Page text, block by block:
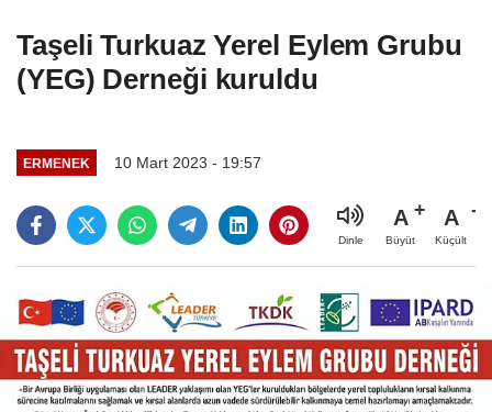
Taşeli Turkuaz Yerel Eylem Grubu
(YEG) Derneği kuruldu
ERMENEK 10 Mart 2023 - 19:57
Dinle
A
Büyüt
A
Küçült